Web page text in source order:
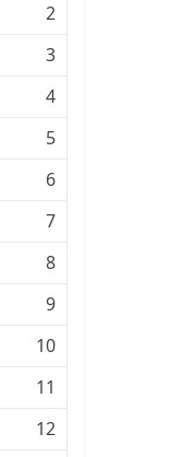
2
3
4
5
6
7
8
9
10
11
12